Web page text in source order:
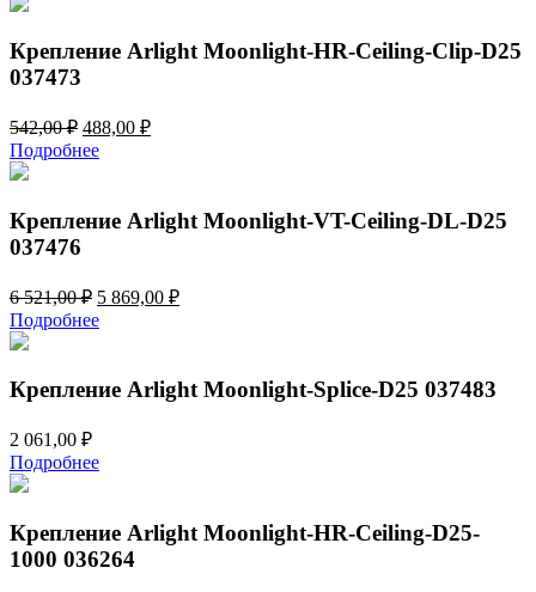
964,00 ₽.
Крепление Arlight Moonlight-HR-Ceiling-Clip-D25
037473
542,00₽ Первоначальная
цена
составляла
488,00 ₽Текущая
Подробнее
Крепление Arlight Moonlight-VT-Ceiling-DL-D25
037476
6 521,00₽ Первоначальная
цена
составляла
521,00 ₽.
5 869,00 ₽Текущая
Подробнее
Крепление Arlight Moonlight-Splice-D25 037483
2 061,00 ₽
Подробнее
Крепление Arlight Moonlight-HR-Ceiling-D25-
1000 036264